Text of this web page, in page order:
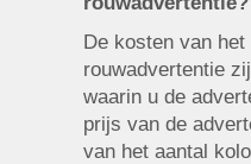
De kosten van
rouwadvertentie
waarin u de
prijs van de
van het aantal